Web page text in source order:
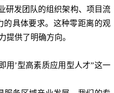
研发团队的组织架构、项目流
的具体要求。这种零距离的观
提供了明确方向。
用’型高素质应用型人才”这一